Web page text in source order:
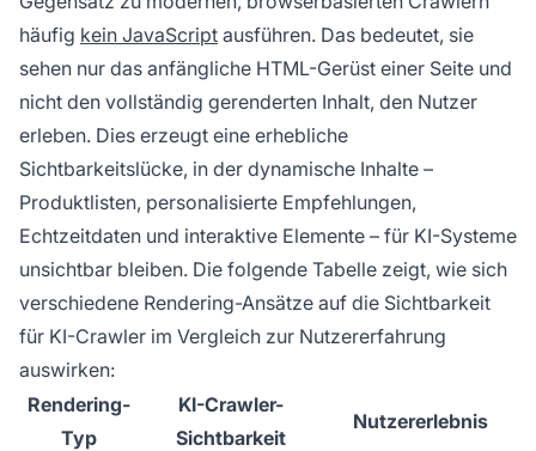
häufig kein JavaScript ausführen. Das bedeutet, sie
sehen nur das anfängliche HTML-Gerüst einer Seite und
nicht den vollständig gerenderten Inhalt, den Nutzer
erleben. Dies erzeugt eine erhebliche
Sichtbarkeitslücke, in der dynamische Inhalte –
Produktlisten, personalisierte Empfehlungen,
Echtzeitdaten und interaktive Elemente – für KI-Systeme
unsichtbar bleiben. Die folgende Tabelle zeigt, wie sich
verschiedene Rendering-Ansätze auf die Sichtbarkeit
für KI-Crawler im Vergleich zur Nutzererfahrung
auswirken:
Rendering-
Typ
KI-Crawler-
Sichtbarkeit
Nutzererlebnis